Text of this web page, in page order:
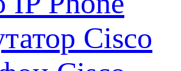
Cisco